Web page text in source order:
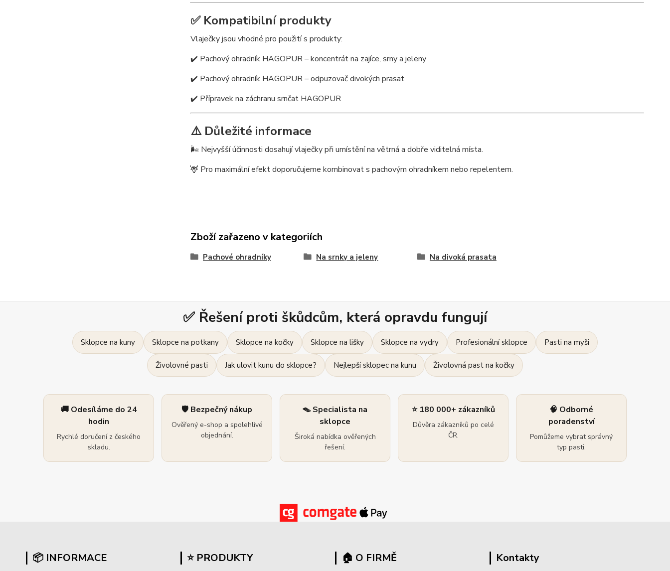
✅ Kompatibilní produkty
Vlaječky jsou vhodné pro použití s produkty:
✔️ Pachový ohradník HAGOPUR – koncentrát na zajíce, srny a jeleny
✔️ Pachový ohradník HAGOPUR – odpuzovač divokých prasat
✔️ Přípravek na záchranu srnčat HAGOPUR
⚠️ Důležité informace
🌬️ Nejvyšší účinnosti dosahují vlaječky při umístění na větrná a dobře viditelná místa.
🦌 Pro maximální efekt doporučujeme kombinovat s pachovým ohradníkem nebo repelentem.
Zboží zařazeno v kategoriích
Pachové ohradníky Na srnky a jeleny Na divoká prasata
✅ Řešení proti škůdcům, která opravdu fungují
Sklopce na kuny Sklopce na potkany Sklopce na kočky Sklopce na lišky Sklopce na vydry Profesionální sklopce Pasti na myši
Živolovné pasti Jak ulovit kunu do sklopce? Nejlepší sklopec na kunu Živolovná past na kočky
🚚 Odesíláme do 24
hodin
Rychlé doručení z českého
skladu.
🛡️ Bezpečný nákup
Ověřený e-shop a spolehlivé
objednání.
🪤 Specialista na
sklopce
Široká nabídka ověřených
řešení.
⭐ 180 000+ zákazníků
Důvěra zákazníků po celé
ČR.
🧠 Odborné
poradenství
Pomůžeme vybrat správný
typ pasti.
📦 INFORMACE ⭐ PRODUKTY 🏠 O FIRMĚ Kontakty